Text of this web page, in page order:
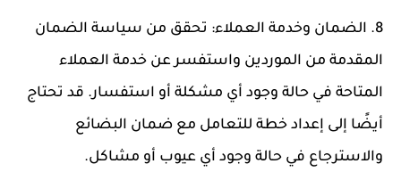
8. الضمان وخدمة العملاء: تحقق من سياسة الضمان
المقدمة من الموردين واستفسر عن خدمة العملاء
المتاحة في حالة وجود أي مشكلة أو استفسار. قد تحتاج
أيضًا إلى إعداد خطة للتعامل مع ضمان البضائع
والاسترجاع في حالة وجود أي عيوب أو مشاكل.